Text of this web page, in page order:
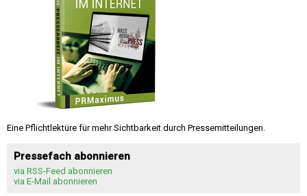
Eine Pflichtlektüre für mehr Sichtbarkeit durch Pressemitteilungen.
Pressefach abonnieren
via RSS-Feed abonnieren
via E-Mail abonnieren